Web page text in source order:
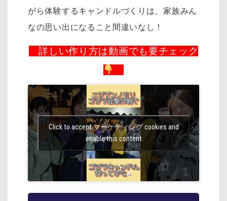
がら体験するキャンドルづくりは、家族みん
なの思い出になること間違いなし！
詳しい作り方は動画でも要チェック
Click to accept マーケティング cookies and
enable this content